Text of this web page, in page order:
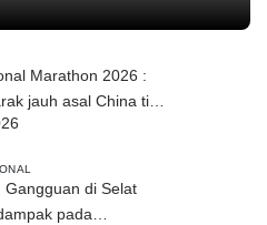
Marathon 2026 :
jauh asal China tiba
Gangguan di Selat
pada